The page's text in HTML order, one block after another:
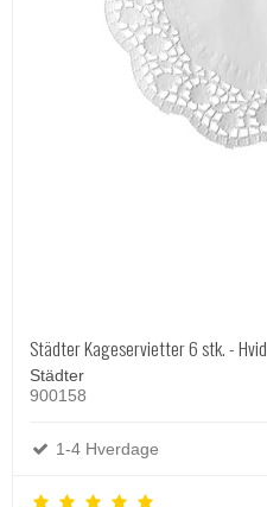
Städter Kageservietter 6 stk. - Hvid
Städter
900158
1-4 Hverdage